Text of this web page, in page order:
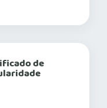
mais informações
de